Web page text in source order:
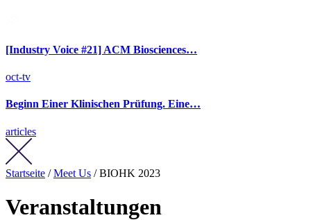
[Industry Voice #21] ACM Biosciences…
oct-tv
Beginn Einer Klinischen Prüfung. Eine…
articles
Startseite /Meet Us / BIOHK 2023
Veranstaltungen